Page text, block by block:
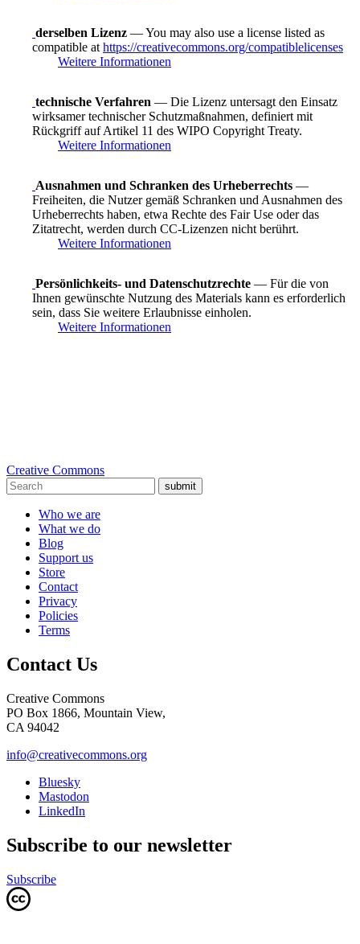
derselben Lizenz — You may also use a license listed as
compatible at https://creativecommons.org/compatiblelicenses
Weitere Informationen
technische Verfahren — Die Lizenz untersagt den Einsatz
wirksamer technischer Schutzmaßnahmen, definiert mit
Rückgriff auf Artikel 11 des WIPO Copyright Treaty.
Weitere Informationen
Ausnahmen und Schranken des Urheberrechts —
Freiheiten, die Nutzer gemäß Schranken und Ausnahmen des
Urheberrechts haben, etwa Rechte des Fair Use oder das
Zitatrecht, werden durch CC-Lizenzen nicht berührt.
Weitere Informationen
Persönlichkeits- und Datenschutzrechte — Für die von
Ihnen gewünschte Nutzung des Materials kann es erforderlich
sein, dass Sie weitere Erlaubnisse einholen.
Weitere Informationen
Creative Commons
submit
Who we are
What we do
Blog
Support us
Store
Contact
Privacy
Policies
Terms
Contact Us
Creative Commons
PO Box 1866, Mountain View,
CA 94042
info@creativecommons.org
Bluesky
Mastodon
LinkedIn
Subscribe to our newsletter
Subscribe